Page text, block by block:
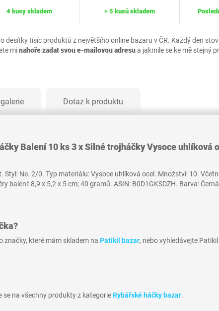
desítky tisíc produktů z největšího online bazaru v ČR. Každý den
minahoře zadat svou e-mailovou adresua jakmile se ke mě stejný
4 kusy skladem > 5 kusů skladem
Dotaz k produktu
Balení 10 ks 3 x Silné trojháčky Vysoce uhlíková
Styl: Ne. 2/0. Typ materiálu: Vysoce uhlíková ocel. Množství: 10.
balení: 8,9 x 5,2 x 5 cm; 40 gramů. ASIN: B0D1GKSDZH. Barva:
značky, které mám skladem na Patikil bazar, nebo vyhledávejte
se na všechny produkty z kategorieRybářské háčky bazar.